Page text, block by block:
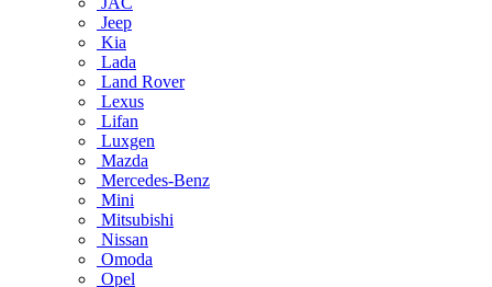
Jeep
Kia
Lada
Land Rover
Lexus
Lifan
Luxgen
Mazda
Mercedes-Benz
Mini
Mitsubishi
Nissan
Omoda
Opel